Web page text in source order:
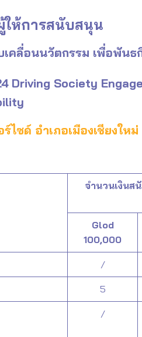
ให้การสนับสนุน
เคลื่อนนวัตกรรม เพื่อพัน
Driving Society
ซด์ อำเภอเมืองเชียงใหม่
จำนวนเงินส
Glod
100,000
/
5
/